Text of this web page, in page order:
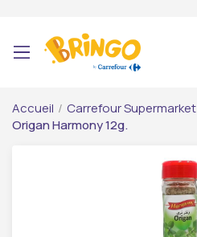
Accueil / Carrefour Supermarket
Origan Harmony 12g.